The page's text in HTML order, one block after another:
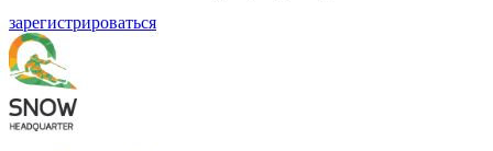
зарегистрироваться